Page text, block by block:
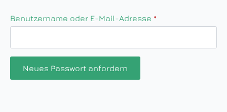
Benutzername oder E-Mail-Adresse *
Neues Passwort anfordern